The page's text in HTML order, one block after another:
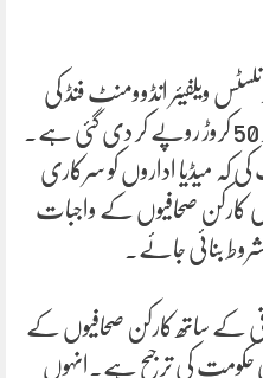
ویلفیئر انڈوومنٹ فنڈ کی
مالیت 20 کروڑ روپے سے بڑھا کر 50 کروڑ روپے کر دی گئی ہے۔
کی کہ میڈیا اداروں کو سرکاری
کارکن صحافیوں کے واجبات
بنائی جائے۔
ترقی کے ساتھ کارکن صحافیوں کے
حکومت کی ترجیح ہے۔انہوں